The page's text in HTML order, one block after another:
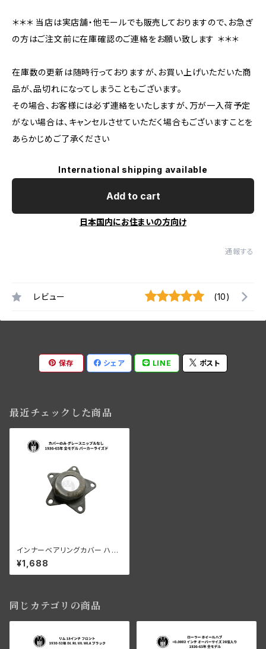
＊＊＊ 当店は実店舗・他モールでも販売しておりますので、お急ぎ
の方はご注文前に在庫確認のご連絡をお願い致します ＊＊＊
在庫数の更新は随時行っておりますが、お買い上げいただいた商
品が、品切れになってしまうこともございます。
その場合、お客様には必ず連絡をいたしますが、万が一入荷予定
がない場合は、キャンセルさせていただく場合もございますことを
あらかじめご了承ください
International shipping available
Add to cart
日本国内にお住まいの方向け
通報する
レビュー (10)
保存 シェア LINE ポスト
最近チェックした商品
インナーベアリングカバー ハー
レー 1936-65年 全モデル グリ
ースニップルなし
¥1,688
同じカテゴリの商品